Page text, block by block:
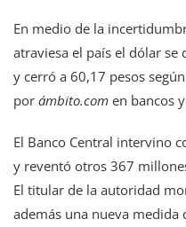
En medio de la
atraviesa el país el dólar
y cerró a 60,17 pesos
por ámbito.com en bancos
El Banco Central intervino
y reventó otros 367
El titular de la autoridad
además una nueva medida